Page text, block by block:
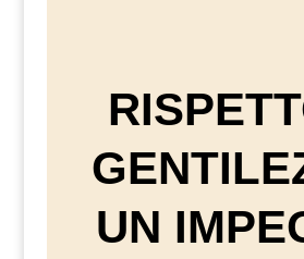
UN